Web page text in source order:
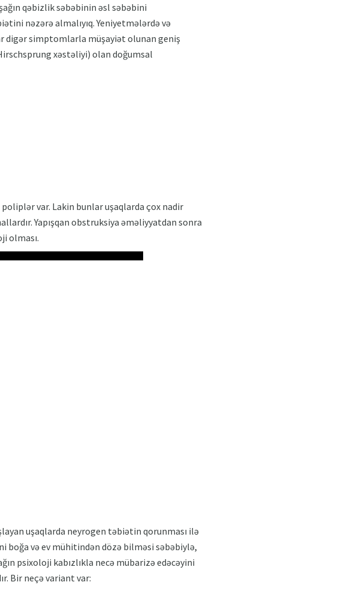
qəbizlik səbəbinin əsl səbəbini
nəzərə almalıyıq. Yeniyetmələrdə və
digər simptomlarla müşayiət olunan geniş
xəstəliyi) olan doğumsal
poliplər var. Lakin bunlar uşaqlarda çox nadir
Yapışqan obstruksiya əməliyyatdan sonra
olması.
uşaqlarda neyrogen təbiətin qorunması ilə
boğa və ev mühitindən dözə bilməsi səbəbiylə,
psixoloji kabızlıkla necə mübarizə edəcəyini
Bir neçə variant var: